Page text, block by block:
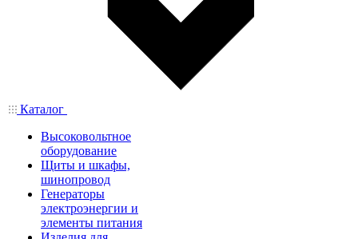
Каталог
Высоковольтное
оборудование
Щиты и шкафы,
шинопровод
Генераторы
электроэнергии и
элементы питания